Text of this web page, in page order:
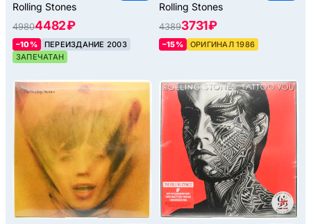
Rolling Stones
49804482 ₽
–10%
ПЕРЕИЗДАНИЕ 2003
ЗАПЕЧАТАН
Rolling Stones
43893731 ₽
–15% ОРИГИНАЛ 1986